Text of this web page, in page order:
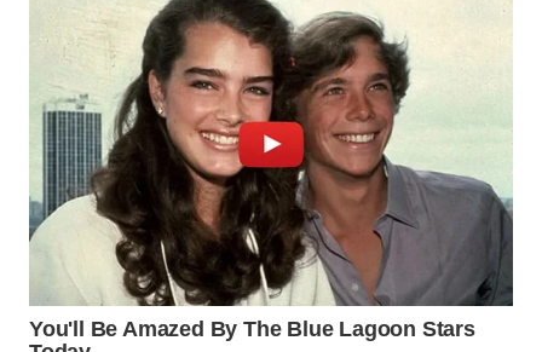
BORNEO
Media
WAHANA
NEWS
TANI